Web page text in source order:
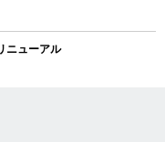
ニューアル